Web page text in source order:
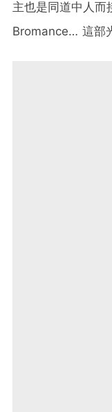
主也是同道中人而
Bromance… 這部